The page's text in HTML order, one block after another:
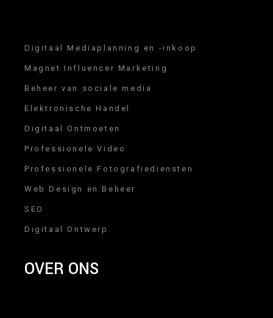
Digitaal Mediaplanning en -inkoop
Magnet Influencer Marketing
Beheer van sociale media
Elektronische Handel
Digitaal Ontmoeten
Professionele Video
Professionele Fotografiediensten
Web Design en Beheer
SEO
Digitaal Ontwerp
OVER ONS